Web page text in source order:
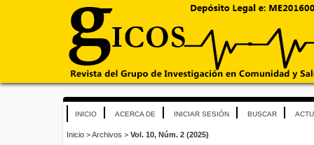
INICIO ACERCA DE INICIAR SESIÓN BUSCAR
Inicio >Archivos > Vol. 10, Núm. 2 (2025)